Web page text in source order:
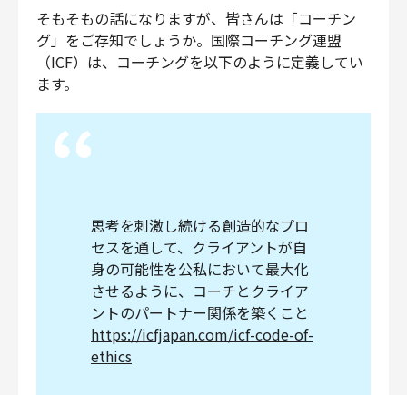
募集中の求人一覧
そもそもの話になりますが、皆さんは「コーチン
グ」をご存知でしょうか。国際コーチング連盟
（ICF）は、コーチングを以下のように定義してい
ます。
思考を刺激し続ける創造的なプロ
セスを通して、クライアントが自
身の可能性を公私において最大化
させるように、コーチとクライア
ントのパートナー関係を築くこと
https://icfjapan.com/icf-code-of-
ethics